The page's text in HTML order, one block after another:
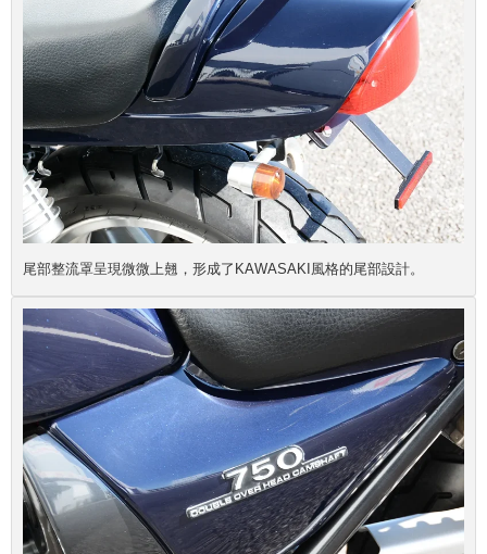
尾部整流罩呈現微微上翹，形成了KAWASAKI風格的尾部設計。